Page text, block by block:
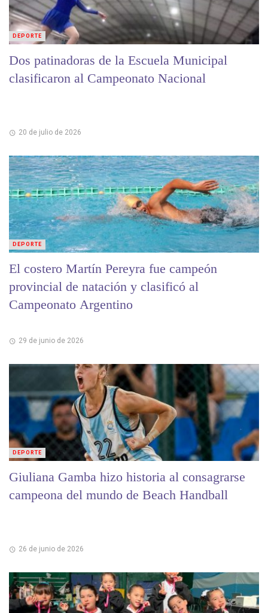
Dos patinadoras de la Escuela Municipal
clasificaron al Campeonato Nacional
20 de julio de 2026
DEPORTE
El costero Martín Pereyra fue campeón
provincial de natación y clasificó al
Campeonato Argentino
29 de junio de 2026
DEPORTE
Giuliana Gamba hizo historia al consagrarse
campeona del mundo de Beach Handball
26 de junio de 2026
DEPORTE